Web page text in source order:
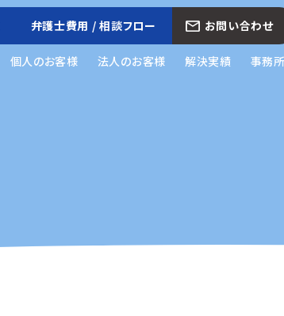
弁護士費用 / 相談フロー お問い合わせ
個人のお客様 法人のお客様 解決実績 事務